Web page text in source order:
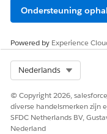
Ondersteuning
Powered by Experience
Nederlands
© Copyright 2026,
diverse handelsmerken zijn
SFDC Netherlands BV,
Nederland